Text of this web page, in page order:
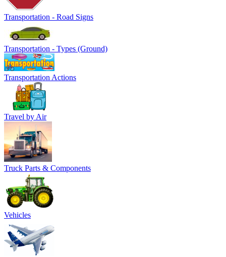
Transportation - Road Signs
Transportation - Types (Ground)
Transportation Actions
Travel by Air
Truck Parts & Components
Vehicles